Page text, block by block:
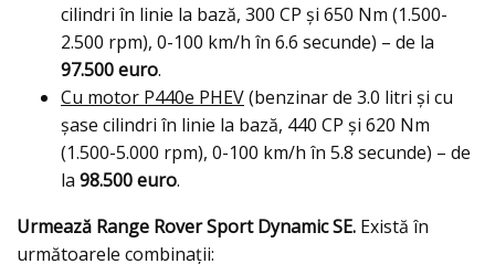
cilindri în linie la bază, 300 CP şi 650 Nm (1.500-
2.500 rpm), 0-100 km/h în 6.6 secunde) – de la
97.500 euro.
Cu motor P440e PHEV(benzinar de 3.0 litri şi cu
şase cilindri în linie la bază, 440 CP şi 620 Nm
(1.500-5.000 rpm), 0-100 km/h în 5.8 secunde) – de
la 98.500 euro.
Urmează Range Rover Sport Dynamic SE. Există în
următoarele combinaţii: